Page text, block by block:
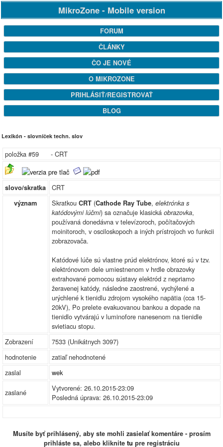
MikroZone - Mobile version
FORUM
ČLÁNKY
ČO JE NOVÉ
O MIKROZONE
PRIHLÁSIŤ/REGISTROVAŤ
BLOG
Lexikón - slovníček techn. slov
položka #59 - CRT
slovo/skratka CRT
význam Skratkou CRT (Cathode Ray Tube, elektrónka s
katódovými lúčmi) sa označuje klasická obrazovka,
používaná donedávna v televízoroch, počítačových
moinitoroch, v osciloskopoch a iných prístrojoch vo funkcii
zobrazovača.
Katódové lúče sú vlastne prúd elektrónov, ktoré sú v tzv.
elektrónovom dele umiestnenom v hrdle obrazovky
extrahované pomocou sústavy elektród z nepriamo
žeravenej katódy, následne zaostrené, vychýlené a
urýchlené k tienidlu zdrojom vysokého napätia (cca 15-
20kV), Po prelete evakuovanou bankou a dopade na
tienidlo vytvárajú v luminofore nanesenom na tienidle
svietiacu stopu.
Zobrazení
7533 (Unikátnych 3097)
hodnotenie
zatiaľ nehodnotené
zaslal
wek
zaslané
Vytvorené: 26.10.2015-23:09
Posledná úprava: 26.10.2015-23:09
Musíte byť prihlásený, aby ste mohli zasielať komentáre - prosím
prihláste sa, alebo kliknite tu pre registráciu